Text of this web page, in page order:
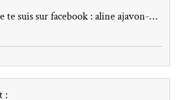
te suis sur facebook : aline ajavon-…
: